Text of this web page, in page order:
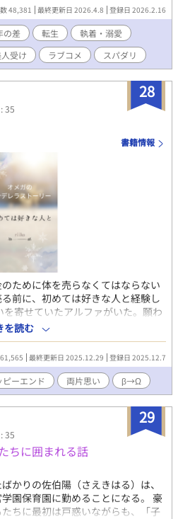
鷹宮は、隙あらば鋭い眼差しと腹黒
で詰め寄ってくる。 女の子と手を
純情な悠斗は、叔父さんの無自覚
か？
48,381 最終更新日 2026.4.8 登録日 2026.2.16
の差 転生
執着・溺愛
受け ラブコメ スパダリ
28
35
書籍情報
ために体を売らなくてはならない
前に、初めては好きな人と経験し
寄せていたアルファがいた。願わ
い出を…… ベータ上がりのオメガが
るため奮闘する！！ しかし、アル
ラブ 高校時代からロックオンして
無自覚オメガ 割とコミカルなオメ
楽しみくださいませ☆
を読む
最終更新日 2025.12.29 登録日 2025.12.7
ピーエンド 両片思い β→Ω
29
35
ちに囲まれる話
かりの佐伯陽（さえきはる）は、
園保育園に勤めることになる。 豪
ちに最初は戸惑いながらも、「子